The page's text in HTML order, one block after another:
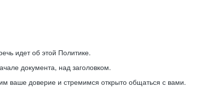
идет об этой Политике.
документа, над заголовком.
ваше доверие и стремимся открыто общаться с вами.